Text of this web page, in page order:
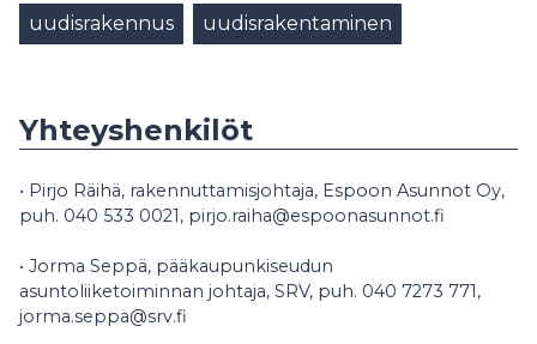
uudisrakennus uudisrakentaminen
Yhteyshenkilöt
• Pirjo Räihä, rakennuttamisjohtaja, Espoon Asunnot Oy,
puh. 040 533 0021, pirjo.raiha@espoonasunnot.fi
• Jorma Seppä, pääkaupunkiseudun
asuntoliiketoiminnan johtaja, SRV, puh. 040 7273 771,
jorma.seppa@srv.fi